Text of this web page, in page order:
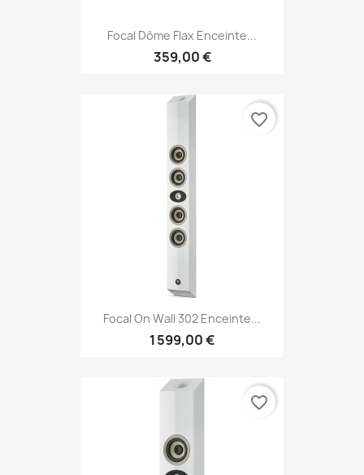
Focal Dôme Flax Enceinte...
359,00 €
Focal On Wall 302 Enceinte...
1 599,00 €
favorite_border
favorite_border